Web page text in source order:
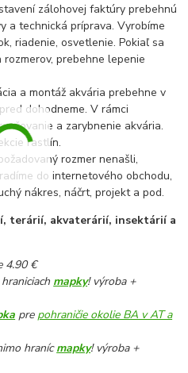
zálohovej faktúry prebehnú
a technická príprava. Vyrobíme
riadenie, osvetlenie. Pokiaľ sa
prebehne lepenie
a montáž akvária prebehne v
dohodneme. V rámci
a zarybnenie akvária.
rastlín.
rozmer nenašli,
do internetového obchodu,
nákres, náčrt, projekt a pod.
terárií, akvaterárií, insektárií a
4.90 €
mapky! výroba +
pre pohraničie okolie BA v AT a
hranícmapky! výroba +